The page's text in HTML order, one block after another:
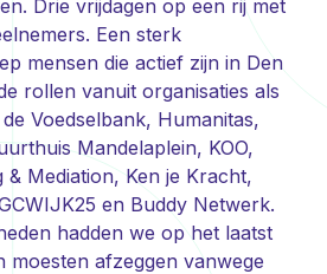
Drie vrijdagen op een rij met
Een sterk
mensen die actief zijn in Den
rollen vanuit organisaties als
Voedselbank, Humanitas,
Mandelaplein, KOO,
& Mediation, Ken je Kracht,
en Buddy Netwerk.
hadden we op het laatst
moesten afzeggen vanwege